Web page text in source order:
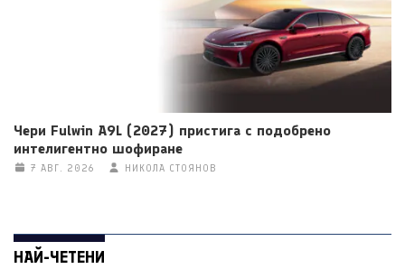
Чери Fulwin A9L (2027) пристига с подобрено
интелигентно шофиране
7 АВГ. 2026 НИКОЛА СТОЯНОВ
НАЙ-ЧЕТЕНИ